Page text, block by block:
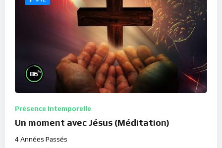
86%
Présence Intemporelle
Un moment avec Jésus (Méditation)
4 Années Passés